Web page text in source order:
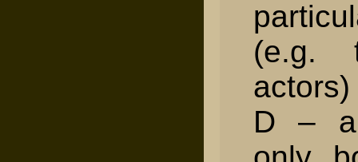
(e.g.
actors)
D – a